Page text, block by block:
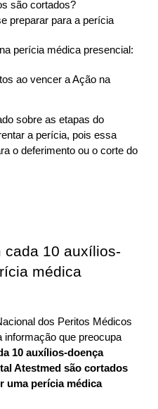
são cortados?
preparar para a perícia
perícia médica presencial:
ao vencer a Ação na
sobre as etapas do
a perícia, pois essa
o deferimento ou o corte do
cada 10 auxílios-
médica
dos Peritos Médicos
informação que preocupa
10 auxílios-doença
Atestmed são cortados
uma perícia médica